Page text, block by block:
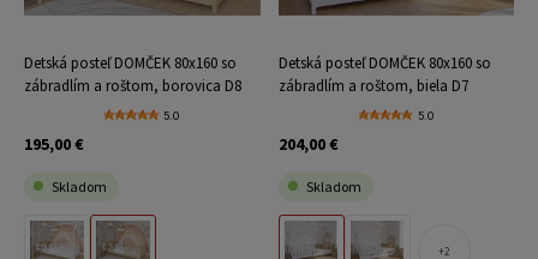
Detská posteľ DOMČEK 80x160 so
zábradlím a roštom, borovica D8
5.0
195,00 €
Skladom
Detská posteľ DOMČEK 80x160 so
zábradlím a roštom, biela D7
5.0
204,00 €
Skladom
2